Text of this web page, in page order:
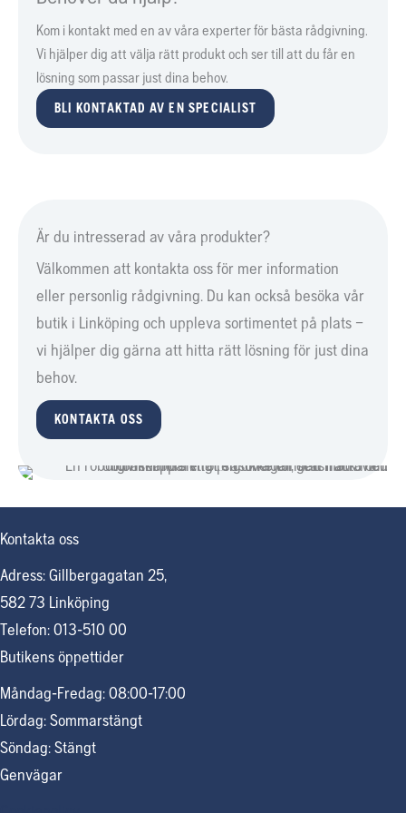
Kom i kontakt med en av våra experter för bästa rådgivning.
Vi hjälper dig att välja rätt produkt och ser till att du får en
lösning som passar just dina behov.
BLI KONTAKTAD AV EN SPECIALIST
Är du intresserad av våra produkter?
Välkommen att kontakta oss för mer information
eller personlig rådgivning. Du kan också besöka vår
butik i Linköping och uppleva sortimentet på plats –
vi hjälper dig gärna att hitta rätt lösning för just dina
behov.
KONTAKTA OSS
Kontakta oss
Adress: Gillbergagatan 25,
582 73 Linköping
Telefon: 013-510 00
Butikens öppettider
Måndag-Fredag: 08:00-17:00
Lördag: Sommarstängt
Söndag: Stängt
Genvägar